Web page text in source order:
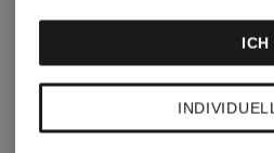
Shirt
aus
69,99
ICH